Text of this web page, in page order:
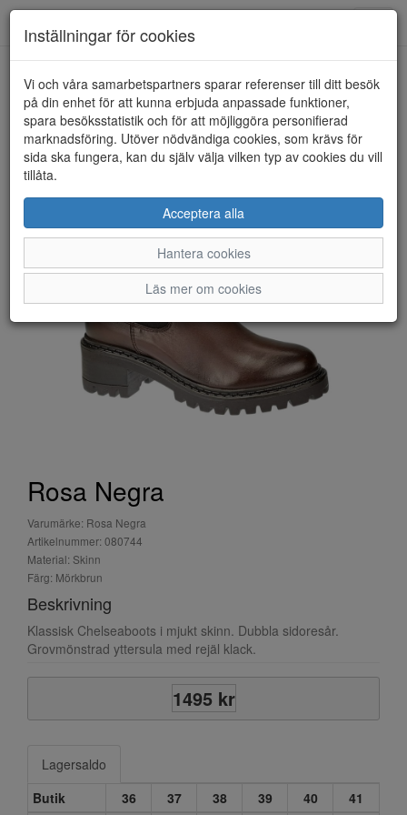
HEM ROSA NEGRA
Rosa Negra
Varumärke: Rosa Negra
Artikelnummer: 080744
Material: Skinn
Färg: Mörkbrun
Beskrivning
Klassisk Chelseaboots i mjukt skinn. Dubbla sidoresår.
Grovmönstrad yttersula med rejäl klack.
1495 kr
Lagersaldo
Butik
36 37 38 39 40 41
Inställningar för cookies
Vi och våra samarbetspartners sparar referenser till ditt besök
på din enhet för att kunna erbjuda anpassade funktioner,
spara besöksstatistik och för att möjliggöra personifierad
marknadsföring. Utöver nödvändiga cookies, som krävs för
sida ska fungera, kan du själv välja vilken typ av cookies du vill
tillåta.
Acceptera alla
Hantera cookies
Läs mer om cookies